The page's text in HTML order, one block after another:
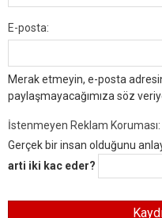
E-posta:
Merak etmeyin, e-posta
paylaşmayacağımıza söz
İstenmeyen Reklam Koruması:
Gerçek bir insan olduğunu
arti iki kac eder?